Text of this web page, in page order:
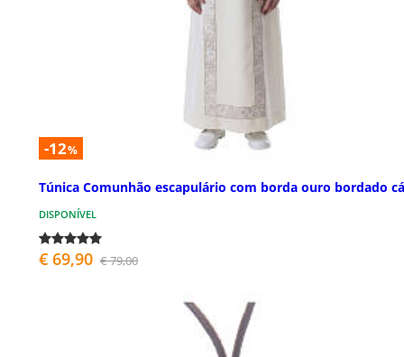
-12%
Túnica Comunhão escapulário com borda ouro bordado
DISPONÍVEL
€ 69,90 € 79,00